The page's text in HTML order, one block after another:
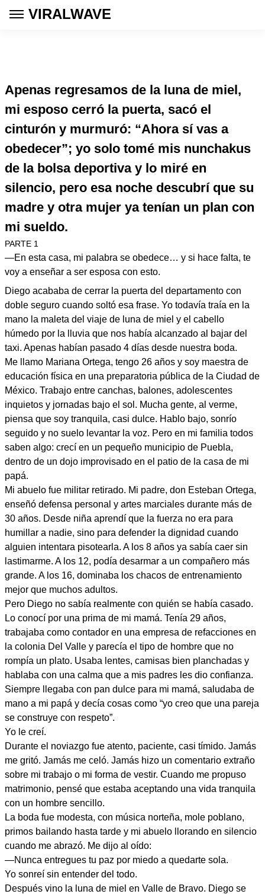
VIRALWAVE
Apenas regresamos de la luna de miel,
mi esposo cerró la puerta, sacó el
cinturón y murmuró: “Ahora sí vas a
obedecer”; yo solo tomé mis nunchakus
de la bolsa deportiva y lo miré en
silencio, pero esa noche descubrí que su
madre y otra mujer ya tenían un plan con
mi sueldo.
PARTE 1
—En esta casa, mi palabra se obedece… y si hace falta, te
voy a enseñar a ser esposa con esto.
Diego acababa de cerrar la puerta del departamento con
doble seguro cuando soltó esa frase. Yo todavía traía en la
mano la maleta del viaje de luna de miel y el cabello
húmedo por la lluvia que nos había alcanzado al bajar del
taxi. Apenas habían pasado 4 días desde nuestra boda.
Me llamo Mariana Ortega, tengo 26 años y soy maestra de
educación física en una preparatoria pública de la Ciudad de
México. Trabajo entre canchas, balones, adolescentes
inquietos y jornadas bajo el sol. Mucha gente, al verme,
piensa que soy tranquila, casi dulce. Hablo bajo, sonrío
seguido y no suelo levantar la voz. Pero en mi familia todos
saben algo: crecí en un pequeño municipio de Puebla,
dentro de un dojo improvisado en el patio de la casa de mi
papá.
Mi abuelo fue militar retirado. Mi padre, don Esteban Ortega,
enseñó defensa personal y artes marciales durante más de
30 años. Desde niña aprendí que la fuerza no era para
humillar a nadie, sino para defender la dignidad cuando
alguien intentara pisotearla. A los 8 años ya sabía caer sin
lastimarme. A los 12, podía desarmar a un compañero más
grande. A los 16, dominaba los chacos de entrenamiento
mejor que muchos adultos.
Pero Diego no sabía realmente con quién se había casado.
Lo conocí por una prima de mi mamá. Tenía 29 años,
trabajaba como contador en una empresa de refacciones en
la colonia Del Valle y parecía el tipo de hombre que no
rompía un plato. Usaba lentes, camisas bien planchadas y
hablaba con una calma que a mis padres les dio confianza.
Siempre llegaba con pan dulce para mi mamá, saludaba de
mano a mi papá y decía cosas como “yo creo que una pareja
se construye con respeto”.
Yo le creí.
Durante el noviazgo fue atento, paciente, casi tímido. Jamás
me gritó. Jamás me celó. Jamás hizo un comentario extraño
sobre mi trabajo o mi forma de vestir. Cuando me propuso
matrimonio, pensé que estaba aceptando una vida tranquila
con un hombre sencillo.
La boda fue modesta, con música norteña, mole poblano,
primos bailando hasta tarde y mi abuelo llorando en silencio
cuando me abrazó. Me dijo al oído:
—Nunca entregues tu paz por miedo a quedarte sola.
Yo sonreí sin entender del todo.
Después vino la luna de miel en Valle de Bravo. Diego se